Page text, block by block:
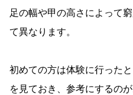
足の幅や甲の高さによって
て異なります。
初めての方は体験に行った
を見ておき、参考にするのが